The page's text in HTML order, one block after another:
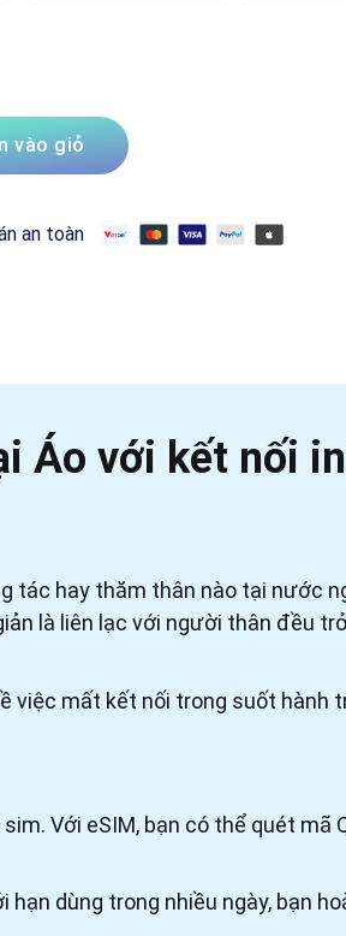
miễn phí, internet không giới hạn số
vào giỏ
an toàn
Áo với kết nối
tác hay thăm thân nào tại nước
là liên lạc với người thân đều
việc mất kết nối trong suốt hành
Với eSIM, bạn có thể quét mã
dùng trong nhiều ngày, bạn